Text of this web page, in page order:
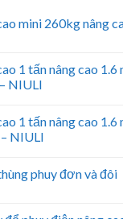
mini 260kg nâng
1 tấn nâng cao 1.6
NIULI
1 tấn nâng cao 1.6
NIULI
phuy đơn và đôi